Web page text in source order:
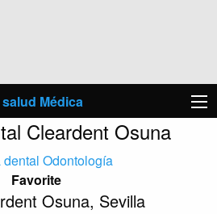
Médica
Cleardent Osuna
Odontología
Favorite
Osuna, Sevilla